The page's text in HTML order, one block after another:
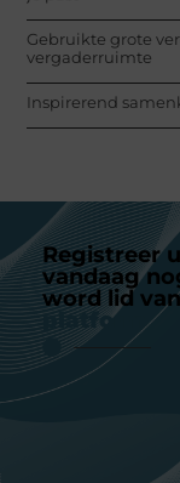
Gebruikte grote
vergaderruimte
Inspirerend
Registreer u
vandaag
word lid
platform